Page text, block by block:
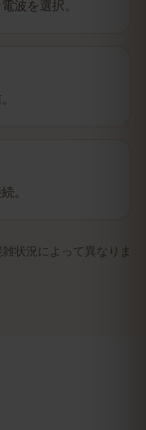
波を選択。
。
状況によって異なりま